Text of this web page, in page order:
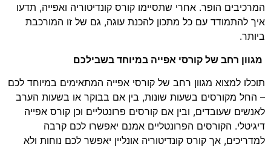
המרכיבים הופר. אחרי שתסיימו קורס קונדיטוריה ואפייה, תדעו
איך להתמודד עם כל מתכון להכנת עוגה, גם של זו המורכבת
ביותר.
מגוון רחב של קורסי אפייה במיוחד בשבילכם
תוכלו למצוא מגוון רחב של קורסי אפייה המתאימים במיוחד לכם
– החל מקורסים בשעות שונות, בין אם בבוקר או בשעות הערב
לאנשים שעובדים, ובין אם קורסים פרונטליים וכן קורס אפייה
דיגיטלי. הקורסים הפרונטליים אמנם יאפשרו לכם קרבה
למדריכים, אך קורס קונדיטוריה אונליין יאפשר לכם נוחות ולא